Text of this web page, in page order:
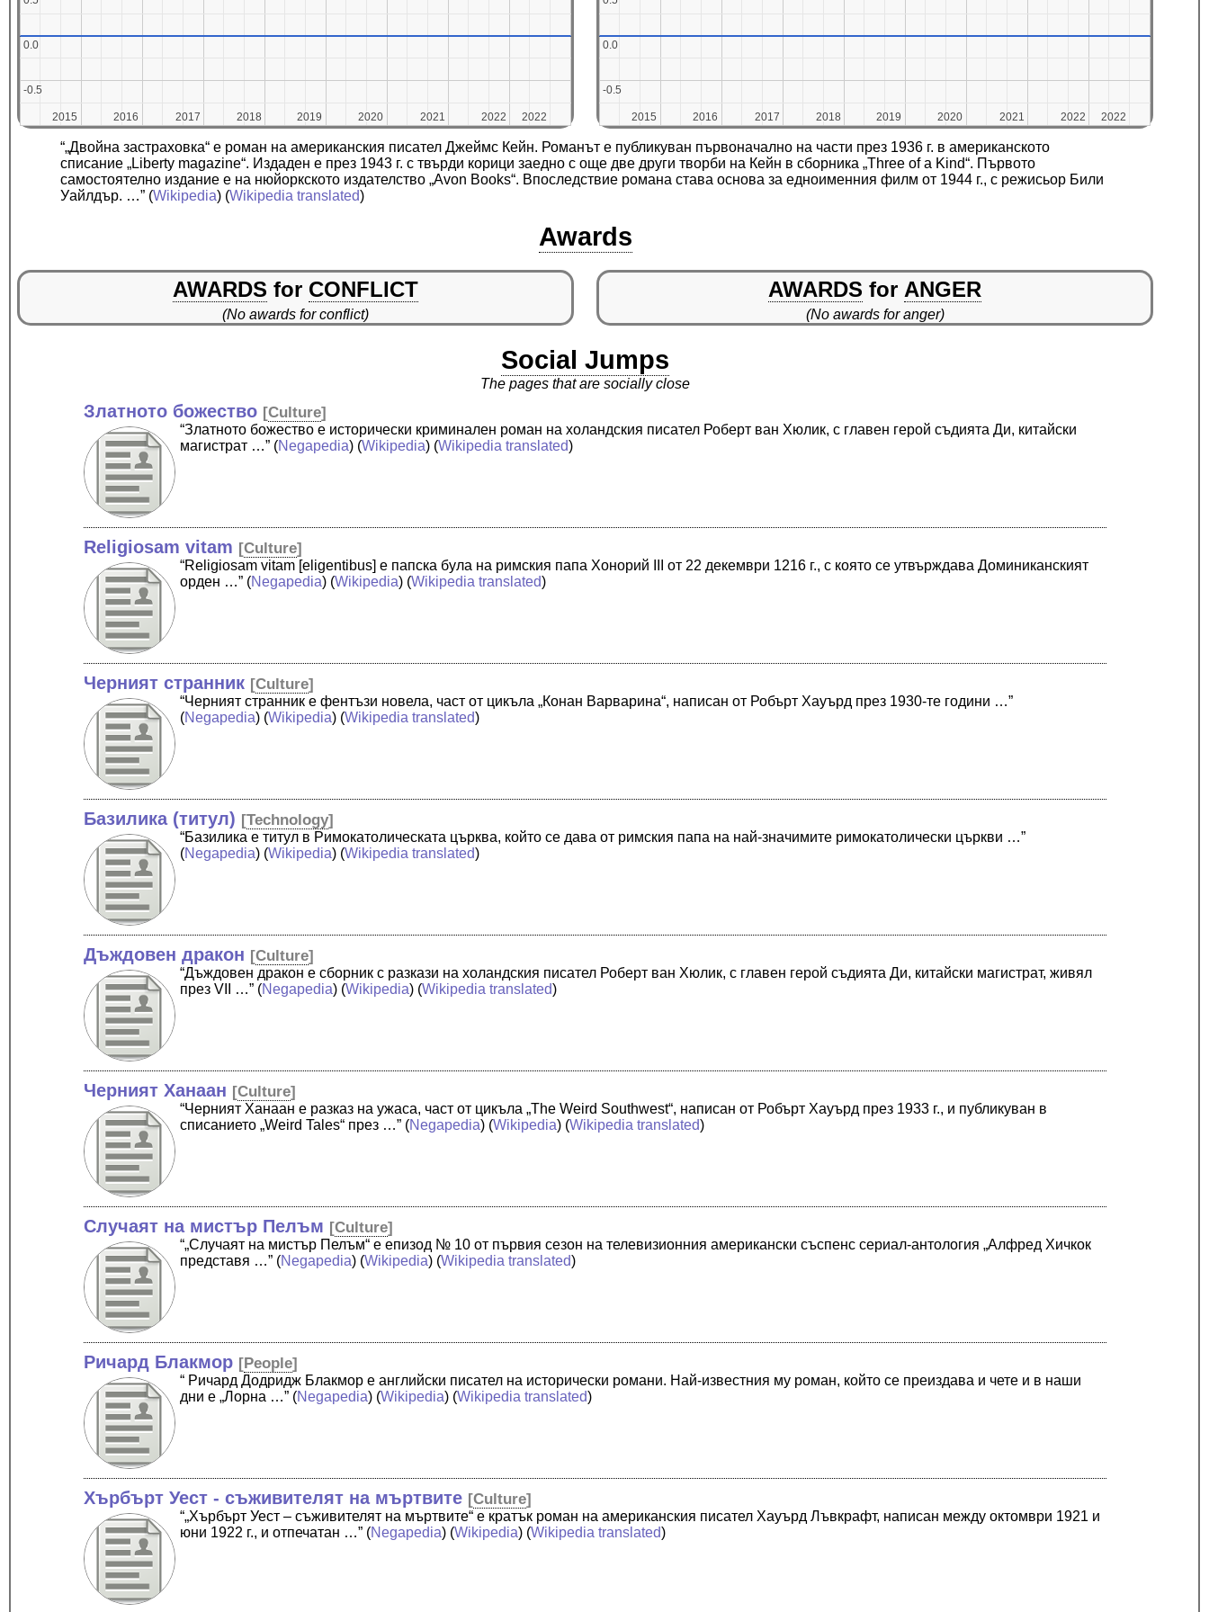
2015
2015 2016
2016 2017
2017 2018
2018 2019
2019 2020
2020 2021
2021 2022
2022 2022
2022
-0.5
-0.5
0.0
0.0
2015
2015 2016
2016 2017
2017 2018
2018 2019
2019 2020
2020 2021
2021 2022
2022 2022
2022
-0.5
-0.5
0.0
0.0
“„Двойна застраховка“ е роман на американския писател Джеймс Кейн. Романът е публикуван първоначално на части през 1936 г. в американското
списание „Liberty magazine“. Издаден е през 1943 г. с твърди корици заедно с още две други творби на Кейн в сборника „Three of a Kind“. Първото
самостоятелно издание е на нюйоркското издателство „Avon Books“. Впоследствие романа става основа за едноименния филм от 1944 г., с режисьор Били
Уайлдър. …” (Wikipedia) (Wikipedia translated)
Awards
AWARDS for CONFLICT
(No awards for conflict)
AWARDS for ANGER
(No awards for anger)
Social Jumps
The pages that are socially close
Златното божество [Culture]
“Златното божество е исторически криминален роман на холандския писател Роберт ван Хюлик, с главен герой съдията Ди, китайски
магистрат …” (Negapedia) (Wikipedia) (Wikipedia translated)
Religiosam vitam [Culture]
“Religiosam vitam [eligentibus] е папска була на римския папа Хонорий III от 22 декември 1216 г., с която се утвърждава Доминиканският
орден …” (Negapedia) (Wikipedia) (Wikipedia translated)
Черният странник [Culture]
“Черният странник е фентъзи новела, част от цикъла „Конан Варварина“, написан от Робърт Хауърд през 1930-те години …”
(Negapedia) (Wikipedia) (Wikipedia translated)
Базилика (титул) [Technology]
“Базилика е титул в Римокатолическата църква, който се дава от римския папа на най-значимите римокатолически църкви …”
(Negapedia) (Wikipedia) (Wikipedia translated)
Дъждовен дракон [Culture]
“Дъждовен дракон е сборник с разкази на холандския писател Роберт ван Хюлик, с главен герой съдията Ди, китайски магистрат, живял
през VІІ …” (Negapedia) (Wikipedia) (Wikipedia translated)
Черният Ханаан [Culture]
“Черният Ханаан е разказ на ужаса, част от цикъла „The Weird Southwest“, написан от Робърт Хауърд през 1933 г., и публикуван в
списанието „Weird Tales“ през …” (Negapedia) (Wikipedia) (Wikipedia translated)
Случаят на мистър Пелъм [Culture]
“„Случаят на мистър Пелъм“ е епизод № 10 от първия сезон на телевизионния американски съспенс сериал-антология „Алфред Хичкок
представя …” (Negapedia) (Wikipedia) (Wikipedia translated)
Ричард Блакмор [People]
“ Ричард Додридж Блакмор е английски писател на исторически романи. Най-известния му роман, който се преиздава и чете и в наши
дни е „Лорна …” (Negapedia) (Wikipedia) (Wikipedia translated)
Хърбърт Уест - съживителят на мъртвите [Culture]
“„Хърбърт Уест – съживителят на мъртвите“ е кратък роман на американския писател Хауърд Лъвкрафт, написан между октомври 1921 и
юни 1922 г., и отпечатан …” (Negapedia) (Wikipedia) (Wikipedia translated)